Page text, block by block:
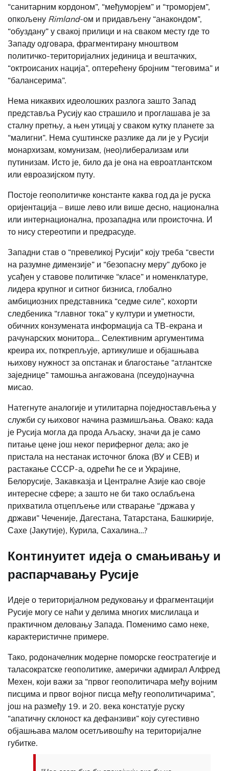
“санитарним кордоном”, “међуморјем” и “троморјем”,
опкољену Rimland-ом и придављену “анакондом”,
“обуздану” у свакој прилици и на сваком месту где то
Западу одговара, фрагментирану мноштвом
политичко-територијалних јединица и вештачких,
“октроисаних нација”, оптерећену бројним “теговима” и
“балансерима”.
Нема никаквих идеолошких разлога зашто Запад
представља Русију као страшило и проглашава је за
сталну претњу, а њен утицај у сваком кутку планете за
“малигни”. Нема суштинске разлике да ли је у Русији
монархизам, комунизам, (нео)либерализам или
путинизам. Исто је, било да је она на евроатлантском
или евроазијском путу.
Постоје геополитичке константе каква год да је руска
оријентација – више лево или више десно, национална
или интернационална, прозападна или происточна. И
то нису стереотипи и предрасуде.
Западни став о “превеликој Русији” коју треба “свести
на разумне димензије” и “безопасну меру” дубоко је
усађен у ставове политичке “класе” и номенклатуре,
лидера крупног и ситног бизниса, глобално
амбициозних представника “седме силе”, кохорти
следбеника “главног тока” у култури и уметности,
обичних конзумената информација са ТВ-екрана и
рачунарских монитора… Селективним аргументима
креира их, поткрепљује, артикулише и објашњава
њихову нужност за опстанак и благостање “атлантске
заједнице” тамошња ангажована (псеудо)научна
мисао.
Натегнуте аналогије и утилитарна поједностављења у
служби су њиховог начина размишљања. Овако: када
је Русија могла да прода Аљаску, значи да је само
питање цене још неког периферног дела; ако је
пристала на нестанак источног блока (ВУ и СЕВ) и
растакање СССР-а, одрећи ће се и Украјине,
Белорусије, Закавказја и Централне Азије као своје
интересне сфере; а зашто не би тако ослабљена
прихватила отцепљење или стварање “држава у
држави” Чеченије, Дагестана, Татарстана, Башкирије,
Сахе (Јакутије), Курила, Сахалина…?
Континуитет идеја о смањивању и
распарчавању Русије
Идеје о територијалном редуковању и фрагментацији
Русије могу се наћи у делима многих мислилаца и
практичном деловању Запада. Поменимо само неке,
карактеристичне примере.
Тако, родоначелник модерне поморске геостратегије и
таласократске геополитике, амерички адмирал Алфред
Мехен, који важи за “првог геополитичара међу војним
писцима и првог војног писца међу геополитичарима”,
још на размеђу 19. и 20. века констатује руску
“апатичну склоност ка дефанзиви” коју сугестивно
објашњава малом осетљивошћу на територијалне
губитке.